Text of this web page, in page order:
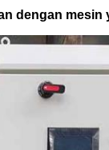
dengan